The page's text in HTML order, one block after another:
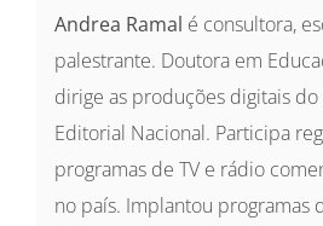
Andrea Ramal é consultora,
palestrante. Doutora em
dirige as produções digitais
Editorial Nacional. Participa
programas de TV e rádio
no país. Implantou programas